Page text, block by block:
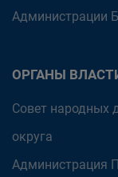
Администрации
ОРГАНЫ
Совет народных
округа
Администрация